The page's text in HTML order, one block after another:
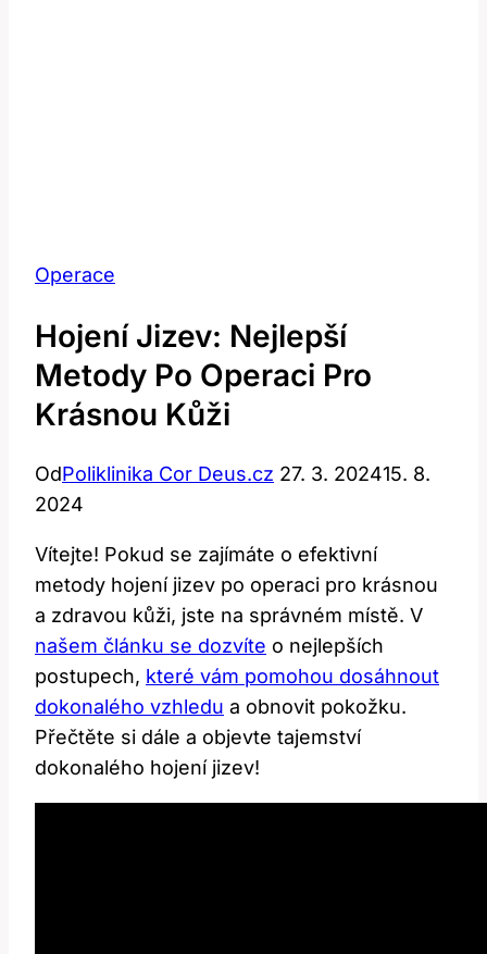
Operace
Hojení Jizev: Nejlepší
Metody Po Operaci Pro
Krásnou Kůži
OdPoliklinika Cor Deus.cz 27. 3. 202415. 8.
2024
Vítejte! Pokud se zajímáte o efektivní
metody hojení jizev po operaci pro krásnou
a zdravou kůži, jste na správném místě. V
našem článku se dozvíte o nejlepších
postupech, které vám pomohou dosáhnout
dokonalého vzhledu a obnovit pokožku.
Přečtěte si dále a objevte tajemství
dokonalého hojení jizev!